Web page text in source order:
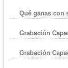
Qué ganas con
Grabación
Grabación